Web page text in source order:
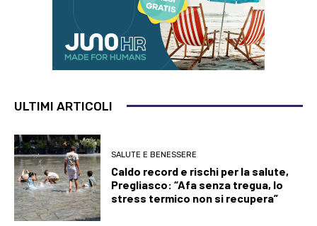
ULTIMI ARTICOLI
SALUTE E BENESSERE
Caldo record e rischi per la salute,
Pregliasco: “Afa senza tregua, lo
stress termico non si recupera”